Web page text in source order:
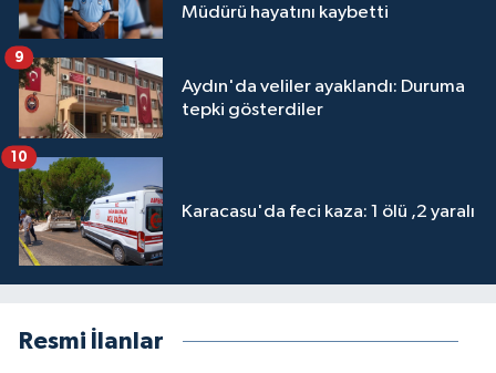
Müdürü hayatını kaybetti
Aydın'da veliler ayaklandı: Duruma
tepki gösterdiler
9
Karacasu'da feci kaza: 1 ölü ,2 yaralı
10
Resmi İlanlar